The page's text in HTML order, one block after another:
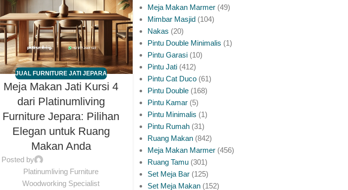
JUAL FURNITURE JATI JEPARA
Meja Makan Jati Kursi 4
dari Platinumliving
Furniture Jepara: Pilihan
Elegan untuk Ruang
Makan Anda
Posted by
Platinumliving Furniture
Woodworking Specialist
Meja Makan Marmer 49
Mimbar Masjid 104
Nakas 20
Pintu Double Minimalis 1
Pintu Garasi 10
Pintu Jati 412
Pintu Cat Duco 61
Pintu Double 168
Pintu Kamar 5
Pintu Minimalis 1
Pintu Rumah 31
Ruang Makan 842
Meja Makan Marmer 456
Ruang Tamu 301
Set Meja Bar 125
Set Meja Makan 152